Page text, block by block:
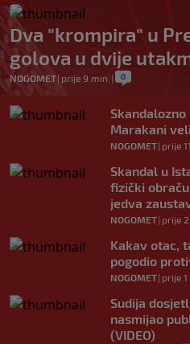
Dva "krompira" u
golova u dvije
NOGOMET| prije 9 min. | 0
Marakani
NOGOMET| prije
Skandal u
fizički
jedva
NOGOMET| prije
Kakav otac,
pogodio
NOGOMET| prije 1
Sudija
nasmijao
(VIDEO)